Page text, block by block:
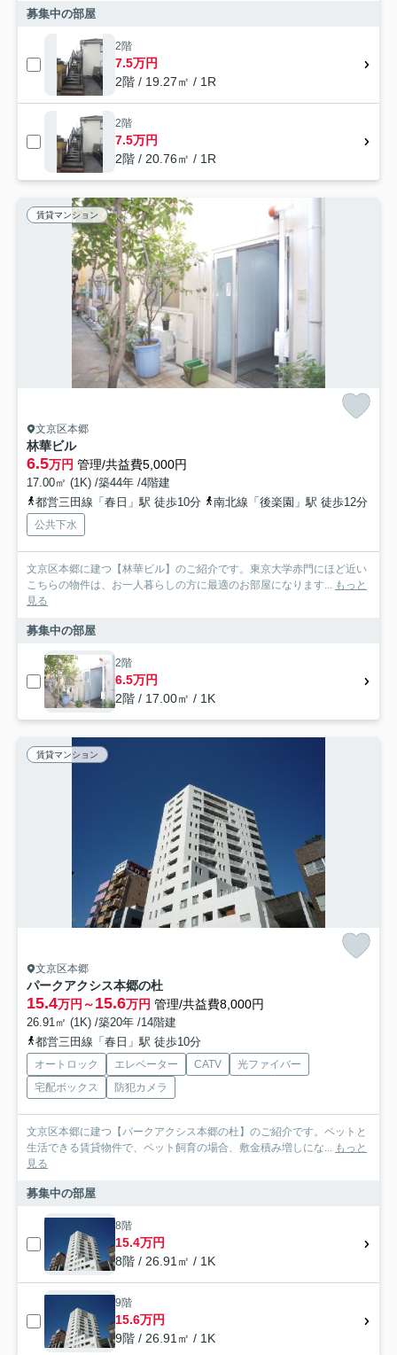
募集中の部屋
2階
7.5万円
2階 / 19.27㎡ / 1R
2階
7.5万円
2階 / 20.76㎡ / 1R
賃貸マンション
文京区本郷
林華ビル
6.5万円 管理/共益費5,000円
17.00㎡ (1K) /築44年 /4階建
都営三田線「春日」駅 徒歩10分
南北線「後楽園」駅 徒歩12分
公共下水
文京区本郷に建つ【林華ビル】のご紹介です。東京大学赤門にほど近い
こちらの物件は、お一人暮らしの方に最適のお部屋になります... もっと
見る
募集中の部屋
2階
6.5万円
2階 / 17.00㎡ / 1K
賃貸マンション
文京区本郷
パークアクシス本郷の杜
15.4万円～15.6万円 管理/共益費8,000円
26.91㎡ (1K) /築20年 /14階建
都営三田線「春日」駅 徒歩10分
オートロック エレベーター CATV
光ファイバー
宅配ボックス
防犯カメラ
文京区本郷に建つ【パークアクシス本郷の杜】のご紹介です。ペットと
生活できる賃貸物件で、ペット飼育の場合、敷金積み増しにな... もっと
見る
募集中の部屋
8階
15.4万円
8階 / 26.91㎡ / 1K
9階
15.6万円
9階 / 26.91㎡ / 1K